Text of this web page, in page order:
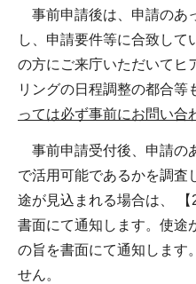
事前申請後は、申請のあ
し、申請要件等に合致して
の方にご来庁いただいてヒ
リングの日程調整の都合等
っては必ず事前にお問い合
事前申請受付後、申請の
で活用可能であるかを調査
途が見込まれる場合は、
書面にて通知します。使途
の旨を書面にて通知します
せん。